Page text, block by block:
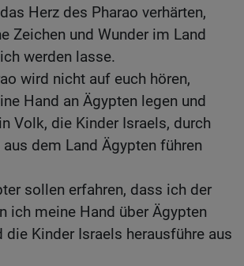
Herz des Pharao verhärten,
Zeichen und Wunder im Land
werden lasse.
wird nicht auf euch hören,
Hand an Ägypten legen und
Volk, die Kinder Israels, durch
dem Land Ägypten führen
sollen erfahren, dass ich der
ich meine Hand über Ägypten
die Kinder Israels herausführe aus